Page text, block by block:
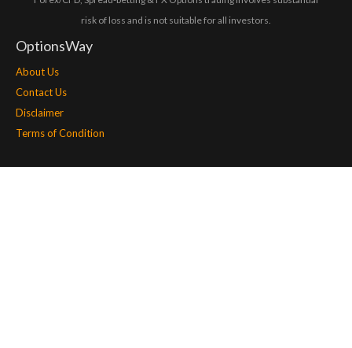
risk of loss and is not suitable for all investors.
OptionsWay
About Us
Contact Us
Disclaimer
Terms of Condition